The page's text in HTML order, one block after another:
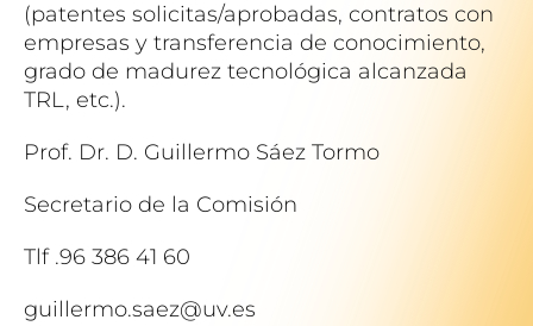
(patentes solicitas/aprobadas, contratos con
empresas y transferencia de conocimiento,
grado de madurez tecnológica alcanzada
TRL, etc.).
Prof. Dr. D. Guillermo Sáez Tormo
Secretario de la Comisión
Tlf .96 386 41 60
guillermo.saez@uv.es